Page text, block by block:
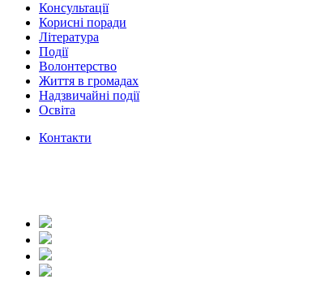
Консультації
Корисні поради
Література
Події
Волонтерство
Життя в громадах
Надзвичайні події
Освіта
Контакти